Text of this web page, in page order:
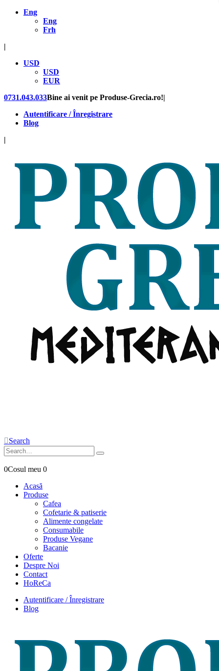
Eng
Eng
Frh
|
USD
USD
EUR
0731.043.033Bine ai venit pe Produse-Grecia.ro!|
Autentificare / Înregistrare
Blog
|
Search
0Cosul meu 0
Acasă
Produse
Cafea
Cofetarie & patiserie
Alimente congelate
Consumabile
Produse Vegane
Bacanie
Oferte
Despre Noi
Contact
HoReCa
Autentificare / Înregistrare
Blog